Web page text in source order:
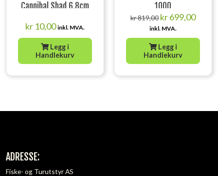
Cannibal Shad 6.8cm
kr 10,00 inkl. MVA.
Legg i
Handlekurv
1000
kr819,00 Opprinnelig
var:
kr 819,00.
kr699,00
kr
inkl. MVA.
Legg i
Handlekurv
ADRESSE:
Fiske- og Turutstyr AS